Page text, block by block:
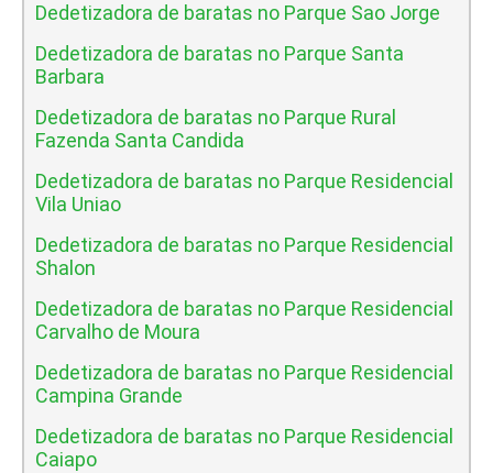
Dedetizadora de baratas no Parque Sao Jorge
Dedetizadora de baratas no Parque Santa
Barbara
Dedetizadora de baratas no Parque Rural
Fazenda Santa Candida
Dedetizadora de baratas no Parque Residencial
Vila Uniao
Dedetizadora de baratas no Parque Residencial
Shalon
Dedetizadora de baratas no Parque Residencial
Carvalho de Moura
Dedetizadora de baratas no Parque Residencial
Campina Grande
Dedetizadora de baratas no Parque Residencial
Caiapo